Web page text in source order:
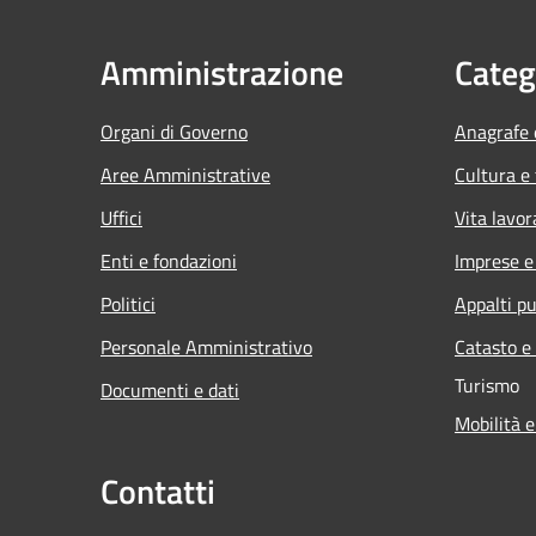
Amministrazione
Organi di Governo
Aree Amministrative
Uffici
Enti e fondazioni
Politici
Personale Amministrativo
Documenti e dati
Cultura
Vita
Imprese
Appalti
Catasto
Turismo
Mobilità
Contatti